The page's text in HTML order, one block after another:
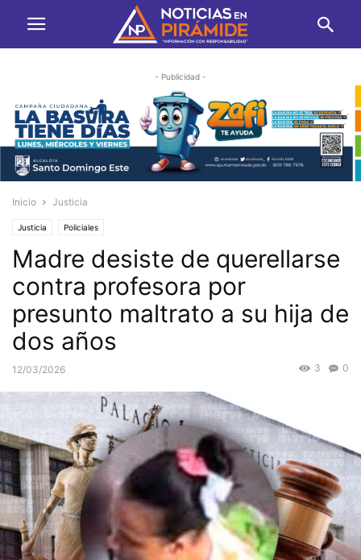
- Publicidad -
Inicio Justicia
Justicia Policiales
Madre desiste de querellarse
contra profesora por
presunto maltrato a su hija de
dos años
12/03/2026 0
3